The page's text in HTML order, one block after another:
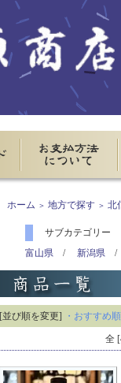
ホーム ＞ 地方で探す ＞ 北
サブカテゴリー
富山県 / 新潟県
[並び順を変更] ・おすすめ順
全